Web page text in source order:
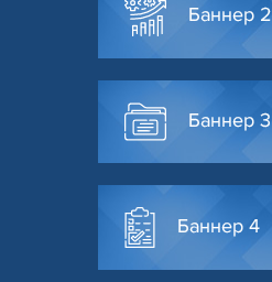
Баннер 2
Баннер 3
Баннер 4